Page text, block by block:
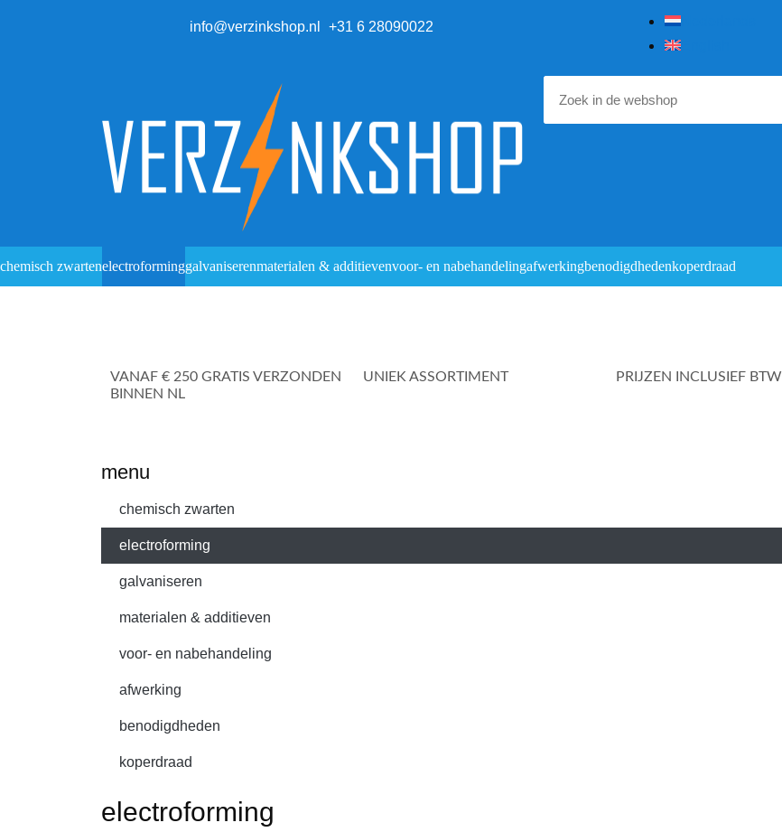
info@verzinkshop.nl +31 6 28090022
chemisch zwartenelectroforminggalvaniserenmaterialen & additievenvoor- en nabehandelingafwerkingbenodigdhedenkoperdraad
VANAF € 250 GRATIS VERZONDEN
BINNEN NL
UNIEK ASSORTIMENT PRIJZEN INCLUSIEF BTW
menu
chemisch zwarten
electroforming
galvaniseren
materialen & additieven
voor- en nabehandeling
afwerking
benodigdheden
koperdraad
electroforming